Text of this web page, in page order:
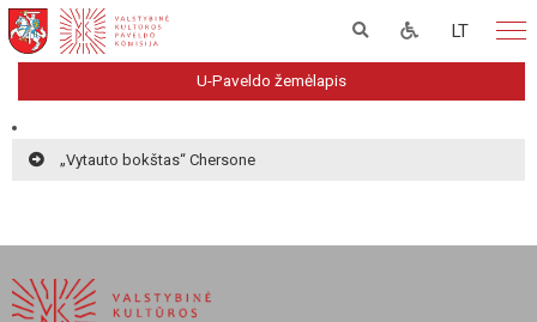
LT
U-Paveldo žemėlapis
„Vytauto bokštas“ Chersone